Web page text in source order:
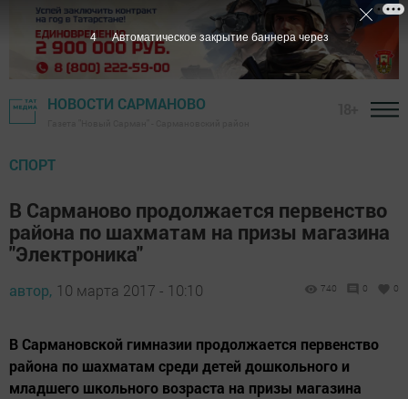
НОВОСТИ САРМАНОВО
СПОРТ
В Сарманово продолжается первенство
района по шахматам на призы магазина
"Электроника"
автор, 10 марта 2017 - 10:10 740 0 0
В Сармановской гимназии продолжается первенство
района по шахматам среди детей дошкольного и
младшего школьного возраста на призы магазина
3 Автоматическое закрытие баннера через